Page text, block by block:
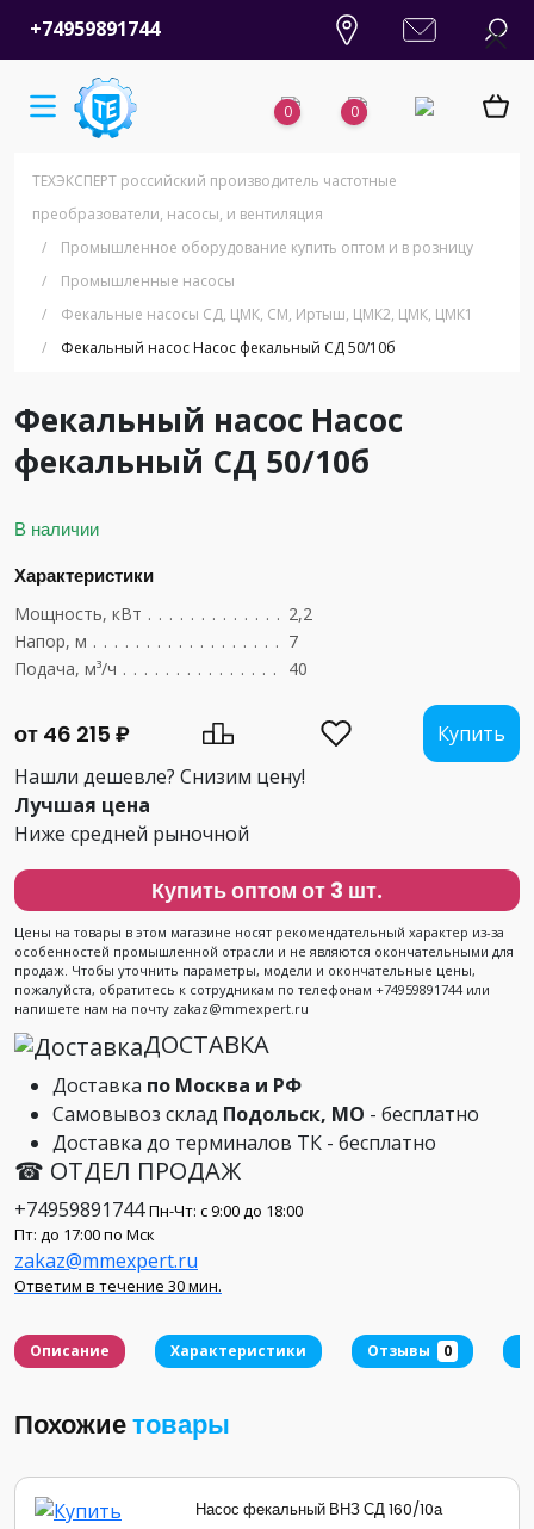
+74959891744
0 0
ТЕХЭКСПЕРТ российский производитель частотные
преобразователи, насосы, и вентиляция
/
Промышленное оборудование купить оптом и в розницу
/
Промышленные насосы
/
Фекальные насосы СД, ЦМК, СМ, Иртыш, ЦМК2, ЦМК, ЦМК1
/
Фекальный насос Насос фекальный СД 50/10б
Фекальный насос Насос
фекальный СД 50/10б
В наличии
Характеристики
Мощность, кВт
2,2
Напор, м
7
Подача, м³/ч
40
от 46 215 ₽
Купить
Нашли дешевле? Снизим цену!
Лучшая цена
Ниже средней рыночной
Купить оптом от 3 шт.
Цены на товары в этом магазине носят рекомендательный характер из-за
особенностей промышленной отрасли и не являются окончательными для
продаж. Чтобы уточнить параметры, модели и окончательные цены,
пожалуйста, обратитесь к сотрудникам по телефонам +74959891744 или
напишете нам на почту zakaz@mmexpert.ru
ДОСТАВКА
Доставка по Москва и РФ
Самовывоз склад Подольск, МО - бесплатно
Доставка до терминалов ТК - бесплатно
☎ ОТДЕЛ ПРОДАЖ
+74959891744 Пн-Чт: с 9:00 до 18:00
Пт: до 17:00 по Мск
zakaz@mmexpert.ru
Ответим в течение 30 мин.
Описание Характеристики Отзывы 0
Похожиетовары
Насос фекальный ВНЗ СД 160/10а